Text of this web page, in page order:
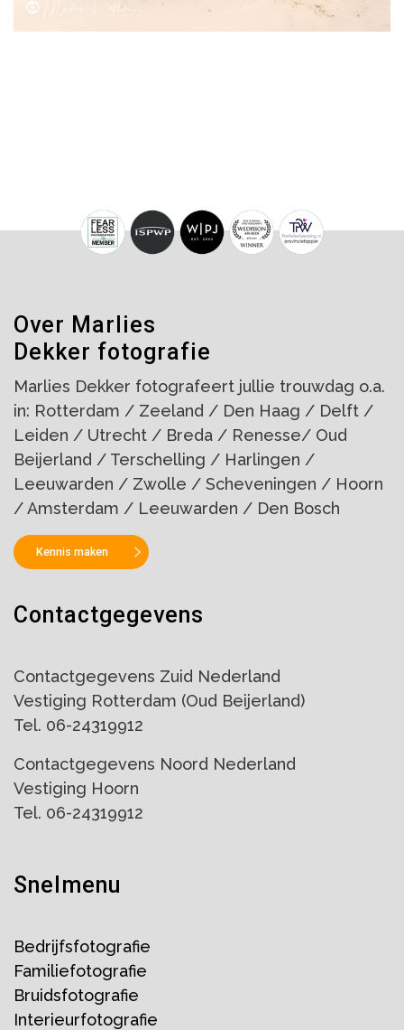
Over Marlies
Dekker fotografie
Marlies Dekker fotografeert jullie trouwdag o.a.
in: Rotterdam / Zeeland / Den Haag / Delft /
Leiden / Utrecht / Breda / Renesse/ Oud
Beijerland / Terschelling / Harlingen /
Leeuwarden / Zwolle / Scheveningen / Hoorn
/ Amsterdam / Leeuwarden / Den Bosch
Kennis maken
Contactgegevens
Contactgegevens Zuid Nederland
Vestiging Rotterdam (Oud Beijerland)
Tel. 06-24319912
Contactgegevens Noord Nederland
Vestiging Hoorn
Tel. 06-24319912
Snelmenu
Bedrijfsfotografie
Familiefotografie
Bruidsfotografie
Interieurfotografie